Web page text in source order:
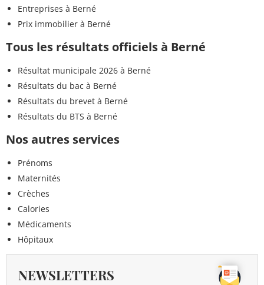
Entreprises à Berné
Prix immobilier à Berné
Tous les résultats officiels à Berné
Résultat municipale 2026 à Berné
Résultats du bac à Berné
Résultats du brevet à Berné
Résultats du BTS à Berné
Nos autres services
Prénoms
Maternités
Crèches
Calories
Médicaments
Hôpitaux
NEWSLETTERS